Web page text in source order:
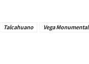
Talcahuano Vega Monumental